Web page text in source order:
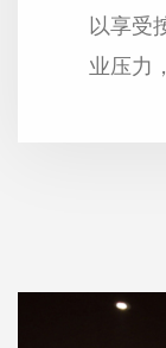
以享受
业压力